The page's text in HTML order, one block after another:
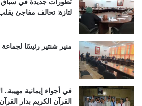
ة
ب
ل
تطورات جديدة في
لتازة: تحالف مفاجئ
منير شنتير رئيسًا لجماعة تازة
في أجواء إيمانية
القرآن الكريم بدار